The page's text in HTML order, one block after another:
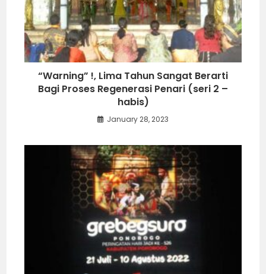
“Warning” !, Lima Tahun Sangat Berarti
Bagi Proses Regenerasi Penari (seri 2 –
habis)
January 28, 2023